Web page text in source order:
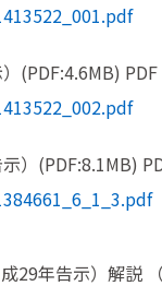
(PDF:4.6MB) PDF
）(PDF:8.1MB)
29年告示）解説